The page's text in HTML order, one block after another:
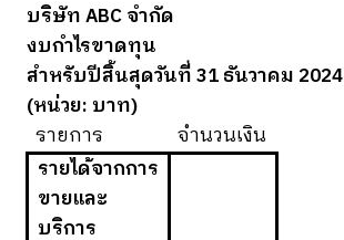
บริษัท ABC จำกัด
งบกำไรขาดทุน
สำหรับปีสิ้นสุดวันที่ 31 ธันวาคม 2024
(หน่วย: บาท)
รายการ
จำนวนเงิน
รายได้จากการ
ขายและ
บริการ